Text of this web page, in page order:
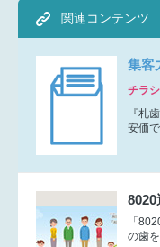
関連コンテンツ
集客
チラ
『札
安価
8020
「
の歯